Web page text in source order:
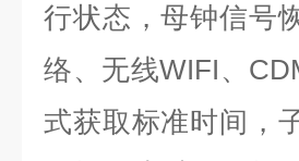
行状态，母钟信号
络、无线WIFI 、
式获取标准时间，